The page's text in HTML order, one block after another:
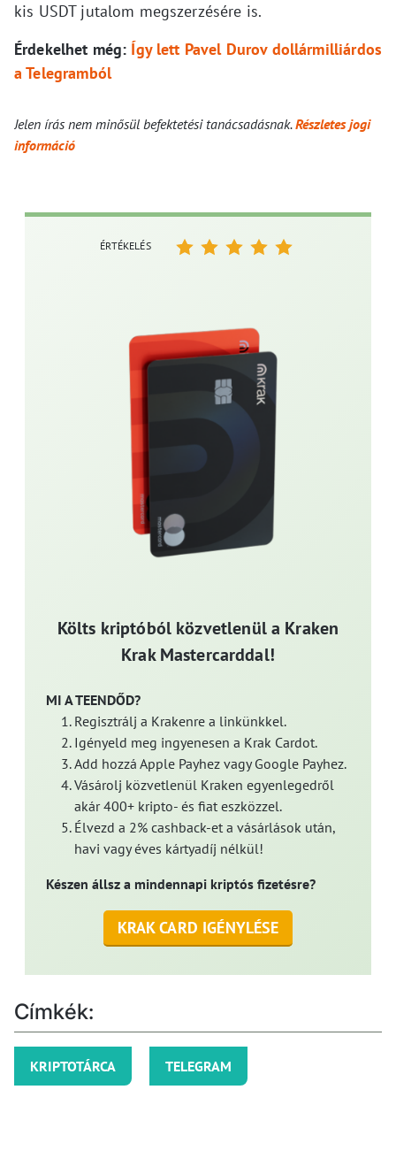
kis USDT jutalom megszerzésére is.
Érdekelhet még: Így lett Pavel Durov dollármilliárdos
a Telegramból
Jelen írás nem minősül befektetési tanácsadásnak.Részletes jogi
információ
Költs kriptóból közvetlenül a Kraken
Krak Mastercarddal!
MI A TEENDŐD?
Regisztrálj a Krakenre a linkünkkel.
Igényeld meg ingyenesen a Krak Cardot.
Add hozzá Apple Payhez vagy Google Payhez.
Vásárolj közvetlenül Kraken egyenlegedről
akár 400+ kripto- és fiat eszközzel.
Élvezd a 2% cashback-et a vásárlások után,
havi vagy éves kártyadíj nélkül!
Készen állsz a mindennapi kriptós fizetésre?
KRAK CARD IGÉNYLÉSE
ÉRTÉKELÉS
Címkék:
KRIPTOTÁRCA TELEGRAM